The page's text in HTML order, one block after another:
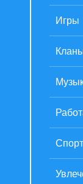
Игры
Спорт